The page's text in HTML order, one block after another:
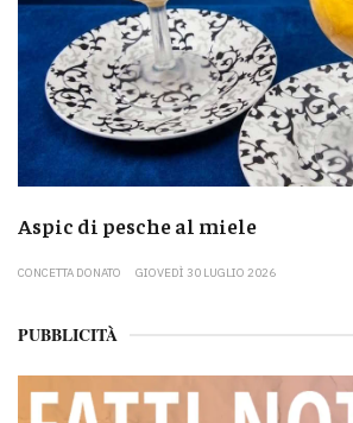
Aspic di pesche al miele
CONCETTA DONATO GIOVEDÌ 30 LUGLIO 2026
PUBBLICITÀ